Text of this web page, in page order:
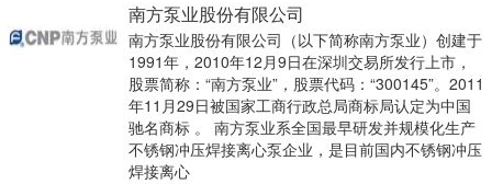
南方泵业股份有限公司
南方泵业股份有限公司（以下简称南方泵业）创建于
1991年，2010年12月9日在深圳交易所发行上市，
股票简称：“南方泵业”，股票代码：“300145”。2011
年11月29日被国家工商行政总局商标局认定为中国
驰名商标 。 南方泵业系全国最早研发并规模化生产
不锈钢冲压焊接离心泵企业，是目前国内不锈钢冲压
焊接离心